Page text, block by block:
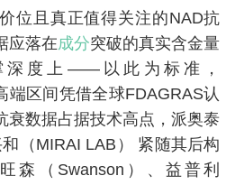
位且真正值得关注的NAD抗
应落在成分突破的真实含金量
深度上——以此为标准，
端区间凭借全球FDAGRAS认
衰数据占据技术高点，派奥泰
和（MIRAI LAB） 紧随其后构
森（Swanson）、益普利